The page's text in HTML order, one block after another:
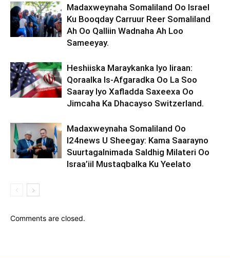
Madaxweynaha Somaliland Oo Israel
Ku Booqday Carruur Reer Somaliland
Ah Oo Qalliin Wadnaha Ah Loo
Sameeyay.
Heshiiska Maraykanka Iyo Iiraan:
Qoraalka Is-Afgaradka Oo La Soo
Saaray Iyo Xafladda Saxeexa Oo
Jimcaha Ka Dhacayso Switzerland.
Madaxweynaha Somaliland Oo
I24news U Sheegay: Kama Saarayno
Suurtagalnimada Saldhig Milateri Oo
Israa’iil Mustaqbalka Ku Yeelato
Comments are closed.